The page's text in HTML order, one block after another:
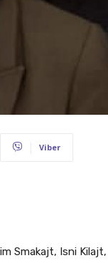
Viber
Smakajt, Isni